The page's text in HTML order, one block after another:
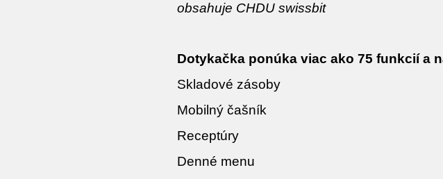
obsahuje CHDU swissbit
Dotykačka ponúka viac ako 75 funkcií a
Skladové zásoby
Mobilný čašník
Receptúry
Denné menu